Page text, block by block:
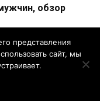
обзор
представления
сайт, мы